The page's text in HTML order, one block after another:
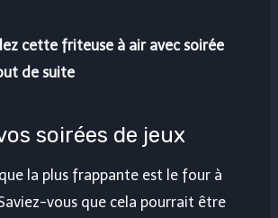
cette friteuse à air avec soirée
de suite
soirées de jeux
la plus frappante est le four à
vous que cela pourrait être